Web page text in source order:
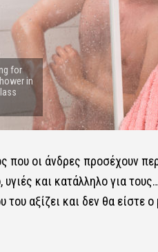
for
in
που οι άνδρες προσέχουν
και κατάλληλο για
αξίζει και δεν θα